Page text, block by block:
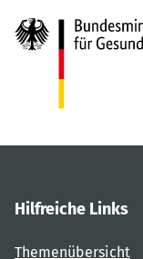
Hilfreiche Links
Themenübersicht